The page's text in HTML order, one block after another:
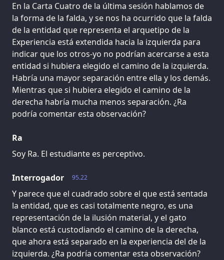
En la Carta Cuatro de la última sesión hablamos de
la forma de la falda, y se nos ha ocurrido que la falda
de la entidad que representa el arquetipo de la
Experiencia está extendida hacia la izquierda para
indicar que los otros-yo no podrían acercarse a esta
entidad si hubiera elegido el camino de la izquierda.
Habría una mayor separación entre ella y los demás.
Mientras que si hubiera elegido el camino de la
derecha habría mucha menos separación. ¿Ra
podría comentar esta observación?
Ra
Soy Ra. El estudiante es perceptivo.
95.22
Interrogador
Y parece que el cuadrado sobre el que está sentada
la entidad, que es casi totalmente negro, es una
representación de la ilusión material, y el gato
blanco está custodiando el camino de la derecha,
que ahora está separado en la experiencia del de la
izquierda. ¿Ra podría comentar esta observación?